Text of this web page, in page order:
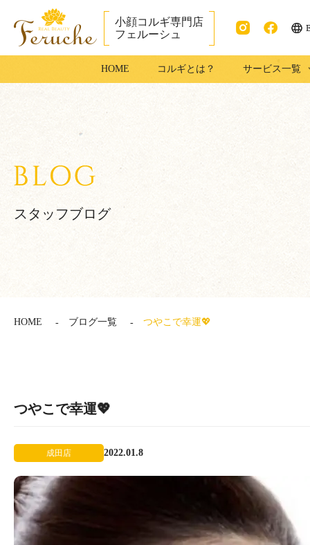
成田市で小顔コ
小顔コルギ専門店
フェルーシュ
ram
ook
HOME コルギとは？ サービス一覧
スタッフブログ
HOME ブログ一覧 つやこで幸運💖
つやこで幸運💖
成田店 2022.01.8